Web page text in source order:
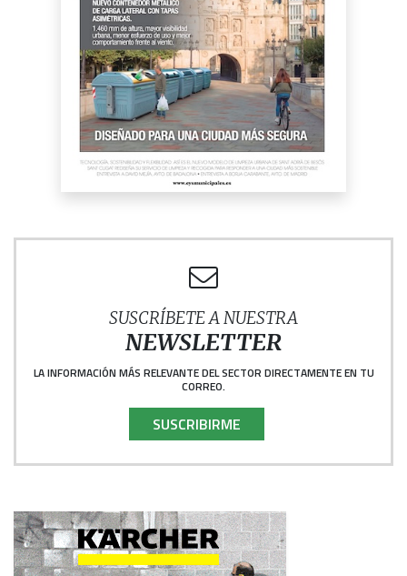
SUSCRÍBETE A NUESTRA
NEWSLETTER
LA INFORMACIÓN MÁS RELEVANTE DEL SECTOR DIRECTAMENTE EN TU
CORREO.
SUSCRIBIRME